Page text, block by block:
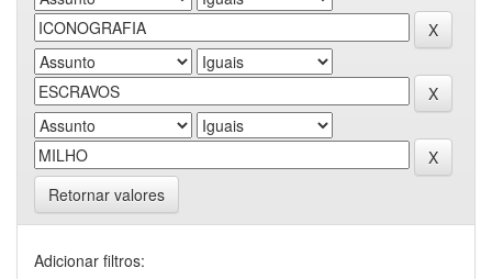
Retornar valores
Adicionar filtros: